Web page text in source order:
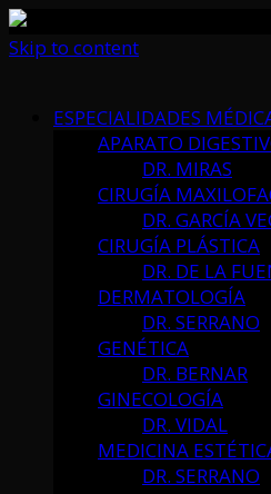
Skip to content
ESPECIALIDADES
APARATO
DR. MIRAS
CIRUGÍA
DR. GARCÍA
CIRUGÍA PLÁSTICA
DR. DE LA
DERMATOLOGÍA
DR. SERRANO
GENÉTICA
DR. BERNAR
GINECOLOGÍA
DR. VIDAL
MEDICINA
DR. SERRANO